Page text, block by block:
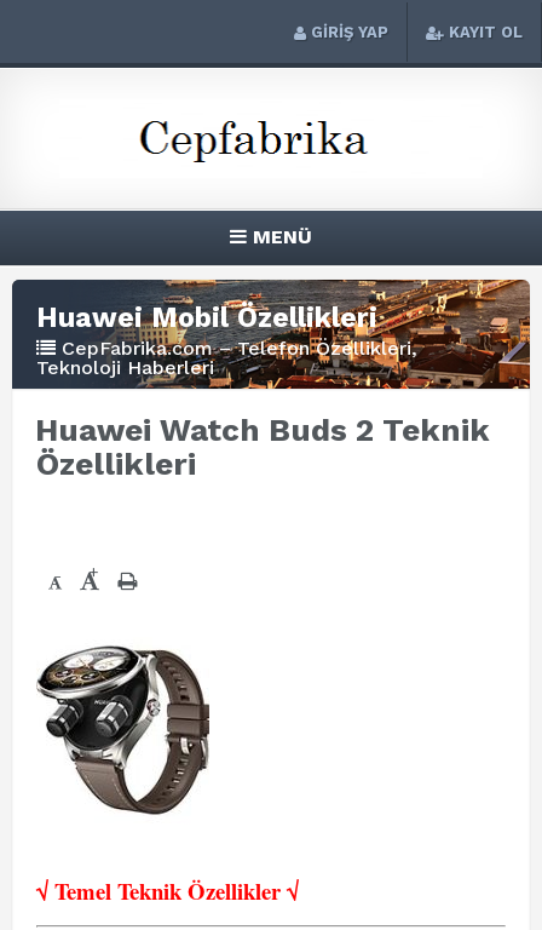
GİRİŞ YAP KAYIT OL
MENÜ
Huawei Mobil Özellikleri
CepFabrika.com – Telefon Özellikleri,
Teknoloji Haberleri
Huawei Watch Buds 2 Teknik
Özellikleri
- +
√ Temel Teknik Özellikler √